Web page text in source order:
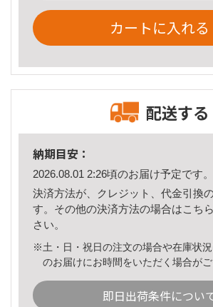
カートに入れる
配送する
納期目安：
2026.08.01 2:26頃のお届け予定です。
決済方法が、クレジット、代金引換
す。その他の決済方法の場合はこちら
さい。
※土・日・祝日の注文の場合や在庫状
のお届けにお時間をいただく場合がご
即日出荷条件につい